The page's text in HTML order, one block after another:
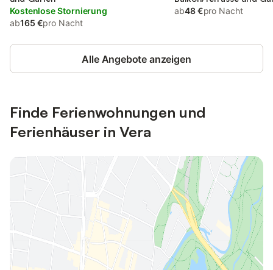
Kostenlose Stornierung
ab165 €pro Nacht
Ausblick
ab48 €pro Nacht
Alle Angebote anzeigen
Finde Ferienwohnungen und
Ferienhäuser in Vera